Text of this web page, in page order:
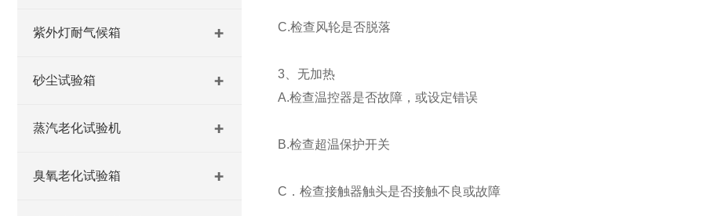
紫外灯耐气候箱
砂尘试验箱
蒸汽老化试验机
臭氧老化试验箱
C.检查风轮是否脱落
3、无加热
A.检查温控器是否故障，或设定错误
B.检查超温保护开关
C．检查接触器触头是否接触不良或故障